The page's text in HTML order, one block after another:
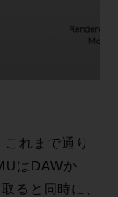
れまで通り
はDAWか
ると同時に、